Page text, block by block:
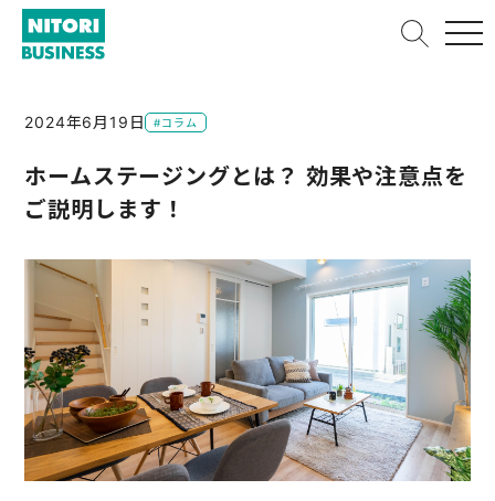
2024年6月19日 #コラム
ホームステージングとは？ 効果や注意点を
ご説明します！